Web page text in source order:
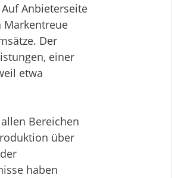
Anbieterseite
Markentreue
Der
einer
etwa
Bereichen
über
haben